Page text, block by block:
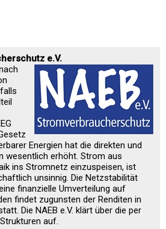
e.V.
Energien hat die direkten und
wesentlich erhöht. Strom aus
ins Stromnetz einzuspeisen, ist
unsinnig. Die Netzstabilität
finanzielle Umverteilung auf
findet zugunsten der Renditen in
Die NAEB e.V. klärt über die per
auf.